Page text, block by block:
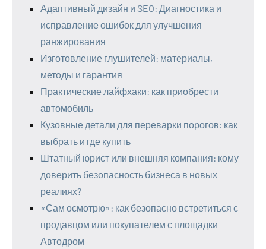
Адаптивный дизайн и SEO: Диагностика и
исправление ошибок для улучшения
ранжирования
Изготовление глушителей: материалы,
методы и гарантия
Практические лайфхаки: как приобрести
автомобиль
Кузовные детали для переварки порогов: как
выбрать и где купить
Штатный юрист или внешняя компания: кому
доверить безопасность бизнеса в новых
реалиях?
«Сам осмотрю»: как безопасно встретиться с
продавцом или покупателем с площадки
Автодром